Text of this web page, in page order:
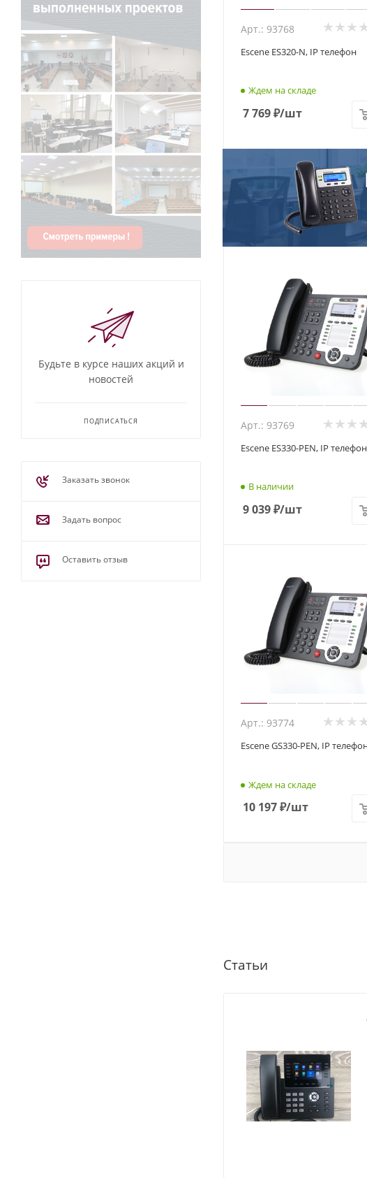
Арт.: 93768
Escene ES320-N, IP телефон
Ждем на складе
7 769₽/шт
Арт.: 93769
Escene ES330-PEN, IP телефон
В наличии
9 039₽/шт
Арт.: 93774
Escene GS330-PEN, IP
Ждем на складе
10 197₽/шт
Статьи
Будьте в курсе наших акций и
новостей
ПОДПИСАТЬСЯ
Заказать звонок
Задать вопрос
Оставить отзыв